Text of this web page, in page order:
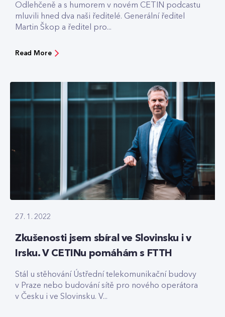
Odlehčeně a s humorem v novém CETIN podcastu
mluvili hned dva naši ředitelé. Generální ředitel
Martin Škop a ředitel pro...
Read More
27. 1. 2022
Zkušenosti jsem sbíral ve Slovinsku i v
Irsku. V CETINu pomáhám s FTTH
Stál u stěhování Ústřední telekomunikační budovy
v Praze nebo budování sítě pro nového operátora
v Česku i ve Slovinsku. V...